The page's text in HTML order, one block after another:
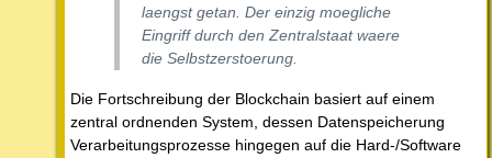
laengst getan. Der einzig moegliche
Eingriff durch den Zentralstaat waere
die Selbstzerstoerung.
Die Fortschreibung der Blockchain basiert auf einem
zentral ordnenden System, dessen Datenspeicherung
Verarbeitungsprozesse hingegen auf die Hard-/Software